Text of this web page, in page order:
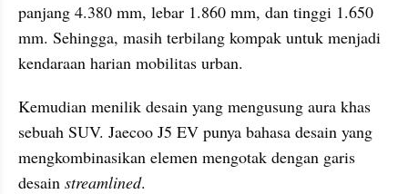
panjang 4.380 mm, lebar 1.860 mm, dan tinggi 1.650
mm. Sehingga, masih terbilang kompak untuk menjadi
kendaraan harian mobilitas urban.
Kemudian menilik desain yang mengusung aura khas
sebuah SUV. Jaecoo J5 EV punya bahasa desain yang
mengkombinasikan elemen mengotak dengan garis
desain streamlined.